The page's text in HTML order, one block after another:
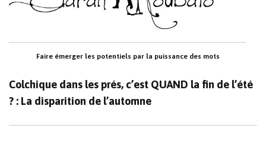
Faire émerger les potentiels par la puissance des mots
Colchique dans les prés, c’est QUAND la fin de l’été
? : La disparition de l’automne